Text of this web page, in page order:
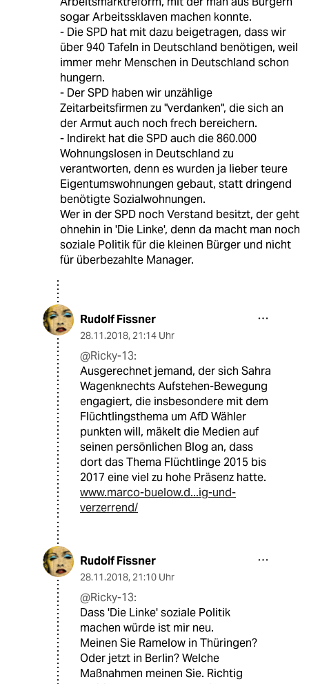
sogar Arbeitssklaven machen konnte.
- Die SPD hat mit dazu beigetragen, dass wir
über 940 Tafeln in Deutschland benötigen, weil
immer mehr Menschen in Deutschland schon
hungern.
- Der SPD haben wir unzählige
Zeitarbeitsfirmen zu "verdanken", die sich an
der Armut auch noch frech bereichern.
- Indirekt hat die SPD auch die 860.000
Wohnungslosen in Deutschland zu
verantworten, denn es wurden ja lieber teure
Eigentumswohnungen gebaut, statt dringend
benötigte Sozialwohnungen.
Wer in der SPD noch Verstand besitzt, der geht
ohnehin in 'Die Linke', denn da macht man noch
soziale Politik für die kleinen Bürger und nicht
für überbezahlte Manager.
Rudolf Fissner
28.11.2018, 21:14 Uhr
@Ricky-13:
Ausgerechnet jemand, der sich Sahra
Wagenknechts Aufstehen-Bewegung
engagiert, die insbesondere mit dem
Flüchtlingsthema um AfD Wähler
punkten will, mäkelt die Medien auf
seinen persönlichen Blog an, dass
dort das Thema Flüchtlinge 2015 bis
2017 eine viel zu hohe Präsenz hatte.
www.marco-buelow.d...ig-und-
verzerrend/
Rudolf Fissner
28.11.2018, 21:10 Uhr
@Ricky-13:
Dass 'Die Linke' soziale Politik
machen würde ist mir neu.
Meinen Sie Ramelow in Thüringen?
Oder jetzt in Berlin? Welche
Maßnahmen meinen Sie. Richtig